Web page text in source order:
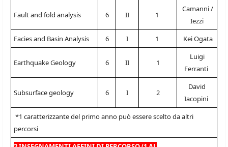
Fault and fold analysis 6 II 1
Camanni /
Iezzi
Facies and Basin Analysis
6 I 1 Kei Ogata
Earthquake Geology 6 II 1
Luigi
Ferranti
Subsurface geology 6 I 2
David
Iacopini
*1 caratterizzante del primo anno può essere scelto da altri
percorsi